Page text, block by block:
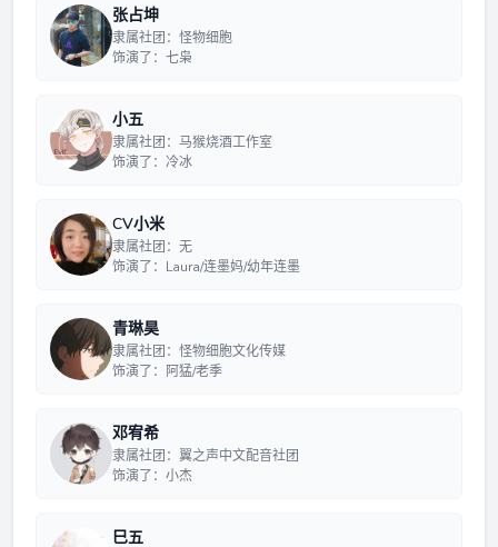
张占坤
隶属社团：怪物细胞
饰演了：七枭
小五
隶属社团：马猴烧酒工作室
饰演了：冷冰
CV小米
隶属社团：无
饰演了：Laura/连墨妈/幼年连墨
青琳昊
隶属社团：怪物细胞文化传媒
饰演了：阿猛/老季
邓宥希
隶属社团：翼之声中文配音社团
饰演了：小杰
巳五